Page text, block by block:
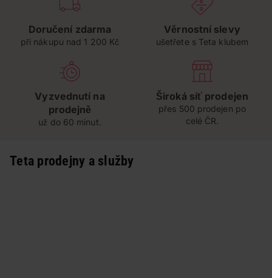
Doručení zdarma
při nákupu nad 1 200 Kč
Věrnostní slevy
ušetřete s Teta klubem
Vyzvednutí na
prodejně
už do 60 minut.
Široká síť prodejen
přes 500 prodejen po
celé ČR.
Teta prodejny a služby